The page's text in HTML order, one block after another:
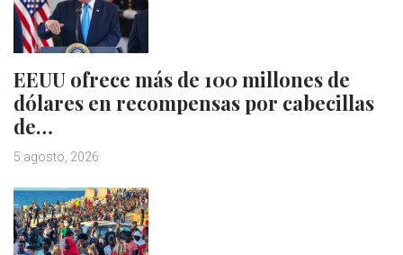
EEUU ofrece más de 100 millones de
dólares en recompensas por cabecillas
de…
5 agosto, 2026